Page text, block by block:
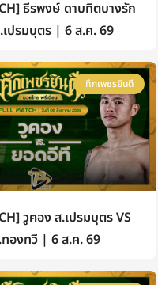
ธีรพงษ์ ดาบทิตบางรัก
ปรมบุตร | 6 ส.ค. 69
ศึกเพชรยินดี
วูฅอง ส.เปรมบุตร VS
องทวี | 6 ส.ค. 69